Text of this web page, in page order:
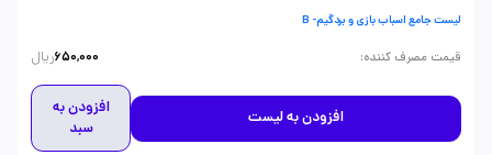
لیست جامع اسباب بازی و بردگیم- B
قیمت مصرف کننده:
650,000ریال
افزودن به لیست
افزودن به
سبد